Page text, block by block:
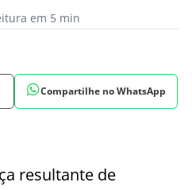
em 5 min
Compartilhe no WhatsApp
resultante de